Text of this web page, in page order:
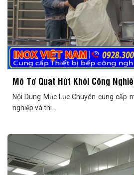
Mô Tơ Quạt Hút Khói Công
Nội Dung Mục Lục Chuyên cung cấp
nghiệp và thi...